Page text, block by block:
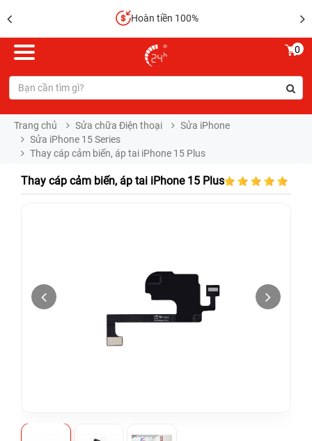
Hoàn tiền 100%
0
Trang chủ Sửa chữa Điện thoại
Sửa iPhone
Sửa iPhone 15 Series
Thay cáp cảm biến, áp tai iPhone 15 Plus
Thay cáp cảm biến, áp tai iPhone 15 Plus